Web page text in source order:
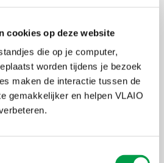
cookies op deze website
die op je computer,
worden tijdens je bezoek
maken de interactie tussen de
gemakkelijker en helpen VLAIO
uit met 7 dagen extra begeleiding
experts, voor de vervolgstappen die je
beter bewust maken van de gevaren
je begeleiding bij de opzet van een